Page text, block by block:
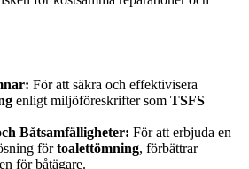
För att säkra och effektivisera
enligt miljöföreskrifter som TSFS
Båtsamfälligheter: För att erbjuda en
förtoalettömning, förbättrar
för båtägare.